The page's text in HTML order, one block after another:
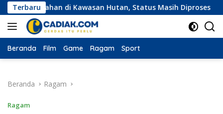
Langsung
ke
konten
Terbaru
di Kawasan Hutan, Status Masih Diproses
Beranda Film Game Ragam Sport
Beranda Ragam
Ragam